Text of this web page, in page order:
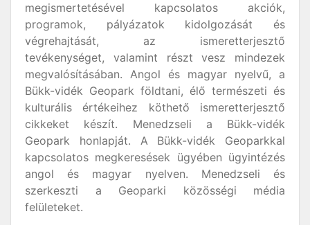
megismertetésével kapcsolatos akciók,
programok, pályázatok kidolgozását és
végrehajtását, az ismeretterjesztő
tevékenységet, valamint részt vesz mindezek
megvalósításában. Angol és magyar nyelvű, a
Bükk-vidék Geopark földtani, élő természeti és
kulturális értékeihez köthető ismeretterjesztő
cikkeket készít. Menedzseli a Bükk-vidék
Geopark honlapját. A Bükk-vidék Geoparkkal
kapcsolatos megkeresések ügyében ügyintézés
angol és magyar nyelven. Menedzseli és
szerkeszti a Geoparki közösségi média
felületeket.